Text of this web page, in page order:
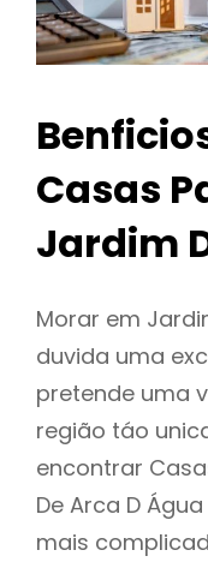
Casas
Jardim
Morar em
duvida uma
pretende uma
região táo
encontrar
De Arca D
mais